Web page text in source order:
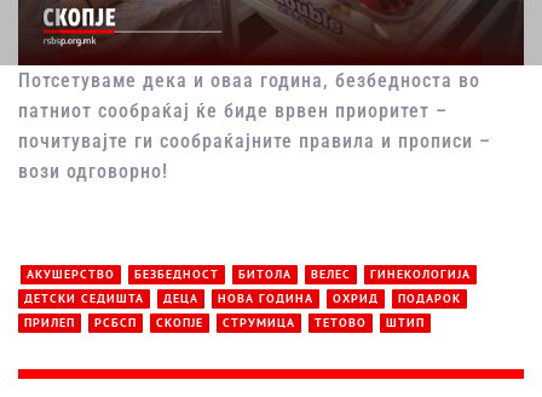
Потсетуваме дека и оваа година, безбедноста во
патниот сообраќај ќе биде врвен приоритет –
почитувајте ги сообраќајните правила и прописи –
вози одговорно!
АКУШЕРСТВО БЕЗБЕДНОСТ БИТОЛА ВЕЛЕС
ГИНЕКОЛОГИЈА
ДЕТСКИ СЕДИШТА
ДЕЦА НОВА ГОДИНА ОХРИД
ПОДАРОК
ПРИЛЕП
РСБСП СКОПЈЕ СТРУМИЦА ТЕТОВО ШТИП